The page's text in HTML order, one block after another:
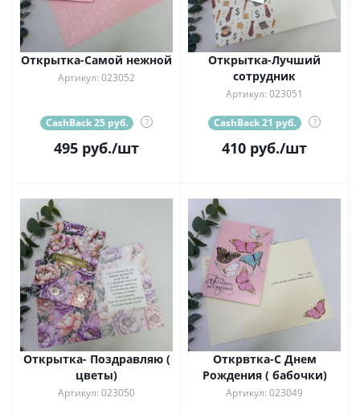
Открытка-Самой нежной
Артикул: 023052
CashBack 25 руб. ?
495 руб./шт
Открытка-Лучший
сотрудник
Артикул: 023051
CashBack 21 руб. ?
410 руб./шт
Открытка- Поздравляю (
цветы)
Артикул: 023050
Открвтка-С Днем
Рождения ( бабочки)
Артикул: 023049